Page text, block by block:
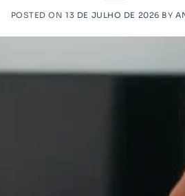
POSTED ON13 DE JULHO DE 2026 BY